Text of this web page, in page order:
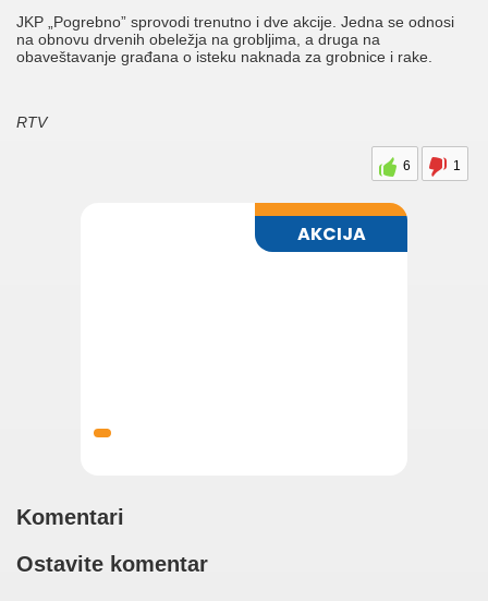
JKP „Pogrebno” sprovodi trenutno i dve akcije. Jedna se odnosi
na obnovu drvenih obeležja na grobljima, a druga na
obaveštavanje građana o isteku naknada za grobnice i rake.
RTV
6 1
Komentari
Ostavite komentar